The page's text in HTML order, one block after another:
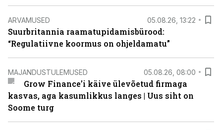
ARVAMUSED 05.08.26, 13:22
Suurbritannia raamatupidamisbürood:
“Regulatiivne koormus on ohjeldamatu”
MAJANDUSTULEMUSED 05.08.26, 08:00
Grow Finance’i käive ülevõetud firmaga
kasvas, aga kasumlikkus langes | Uus siht on
Soome turg